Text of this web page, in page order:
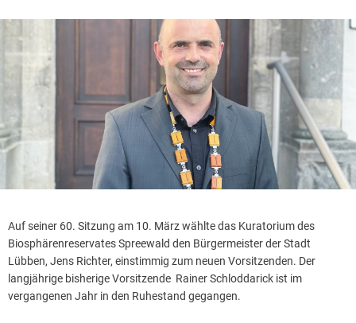
Auf seiner 60. Sitzung am 10. März wählte das Kuratorium des
Biosphärenreservates Spreewald den Bürgermeister der Stadt
Lübben, Jens Richter, einstimmig zum neuen Vorsitzenden. Der
langjährige bisherige Vorsitzende Rainer Schloddarick ist im
vergangenen Jahr in den Ruhestand gegangen.